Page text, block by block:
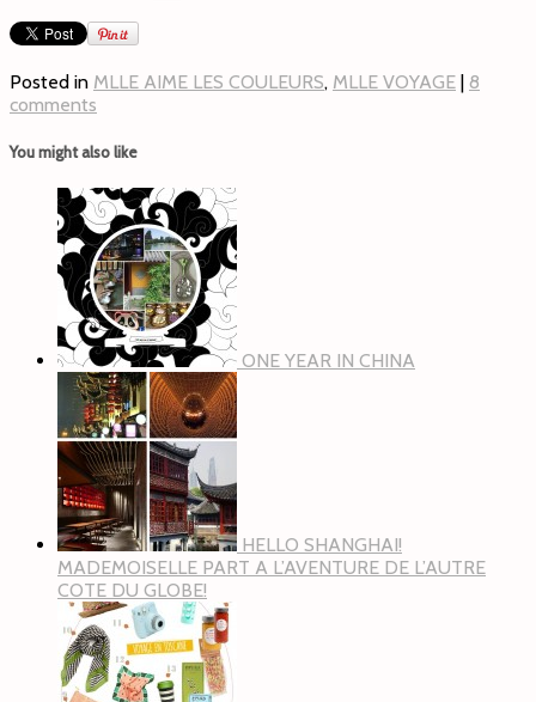
Posted in MLLE AIME LES COULEURS, MLLE VOYAGE | 8
comments
You might also like
ONE YEAR IN CHINA
HELLO SHANGHAI!
MADEMOISELLE PART A L’AVENTURE DE L’AUTRE
COTE DU GLOBE!